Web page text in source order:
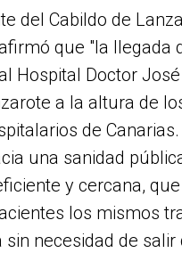
del Cabildo de
que "la llegada
Hospital Doctor
a la altura de
de
una sanidad
y cercana,
los mismos
necesidad de salir